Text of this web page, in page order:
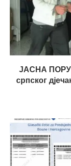
ЈАСНА
српског